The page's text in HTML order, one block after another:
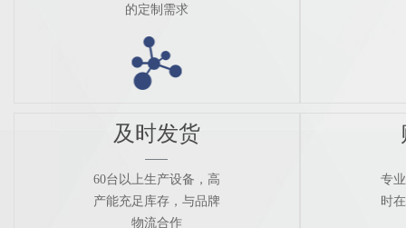
的定制需求
及时发货
60台以上生产设备，高
产能充足库存，与品牌
物流合作
专
时